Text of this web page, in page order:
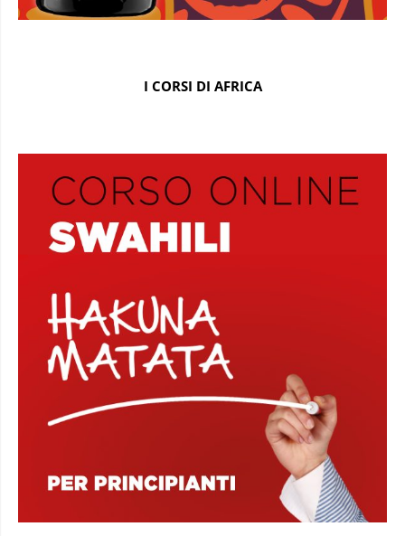
I CORSI DI AFRICA